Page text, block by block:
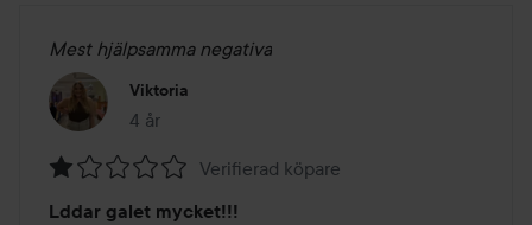
Mest hjälpsamma negativa
Viktoria
4 år
Inlägget skapades 4 år
Verifierad köpare
Lddar galet mycket!!!